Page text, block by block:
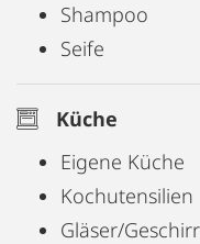
Shampoo
Seife
Küche
Eigene Küche
Kochutensilien
Gläser/Geschirr